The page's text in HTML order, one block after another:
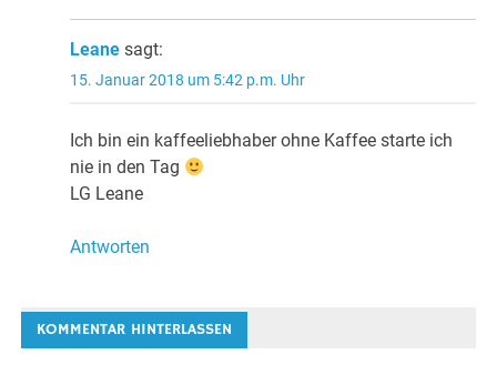
Leane sagt:
15. Januar 2018 um 5:42 p.m. Uhr
Ich bin ein kaffeeliebhaber ohne Kaffee starte ich
nie in den Tag
LG Leane
Antworten
KOMMENTAR HINTERLASSEN